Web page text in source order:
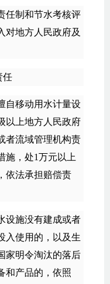
制和节水考核评
对地方人民政府及
任
移动用水计量设
以上地方人民政府
者流域管理机构责
施，处1万元以上
依法承担赔偿责
施没有建成或者
入使用的，以及生
家明令淘汰的落后
和产品的，依照